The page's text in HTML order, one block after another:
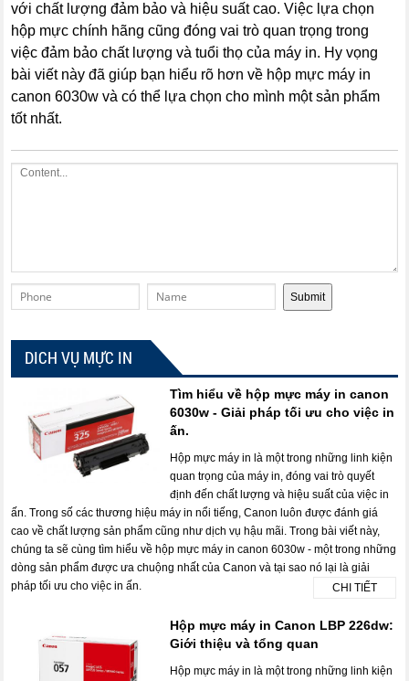
với chất lượng đảm bảo và hiệu suất cao. Việc lựa chọn
hộp mực chính hãng cũng đóng vai trò quan trọng trong
việc đảm bảo chất lượng và tuổi thọ của máy in. Hy vọng
bài viết này đã giúp bạn hiểu rõ hơn về hộp mực máy in
canon 6030w và có thể lựa chọn cho mình một sản phẩm
tốt nhất.
DICH VỤ MỰC IN
Tìm hiểu về hộp mực máy in canon
6030w - Giải pháp tối ưu cho việc in
ấn.
Hộp mực máy in là một trong những linh kiện
quan trọng của máy in, đóng vai trò quyết
định đến chất lượng và hiệu suất của việc in
ấn. Trong số các thương hiệu máy in nổi tiếng, Canon luôn được đánh giá
cao về chất lượng sản phẩm cũng như dịch vụ hậu mãi. Trong bài viết này,
chúng ta sẽ cùng tìm hiểu về hộp mực máy in canon 6030w - một trong những
dòng sản phẩm được ưa chuộng nhất của Canon và tại sao nó lại là giải
pháp tối ưu cho việc in ấn.
CHI TIẾT
Hộp mực máy in Canon LBP 226dw:
Giới thiệu và tổng quan
Hộp mực máy in là một trong những linh kiện